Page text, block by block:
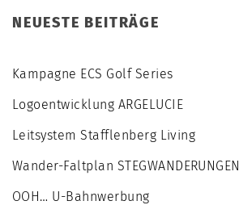
NEUESTE BEITRÄGE
Kampagne ECS Golf Series
Logoentwicklung ARGELUCIE
Leitsystem Stafflenberg Living
Wander-Faltplan STEGWANDERUNGEN
OOH… U-Bahnwerbung